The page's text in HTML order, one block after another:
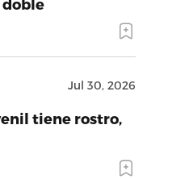
doble
Jul 30, 2026
tiene rostro,